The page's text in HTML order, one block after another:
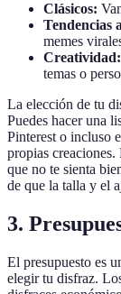
Clásicos:
Tendencias
memes
Creatividad:
temas o
La elección de tu
Puedes hacer una
Pinterest o incluso
propias
que no te sienta
de que la talla y el
3.
El presupuesto es
elegir tu disfraz.